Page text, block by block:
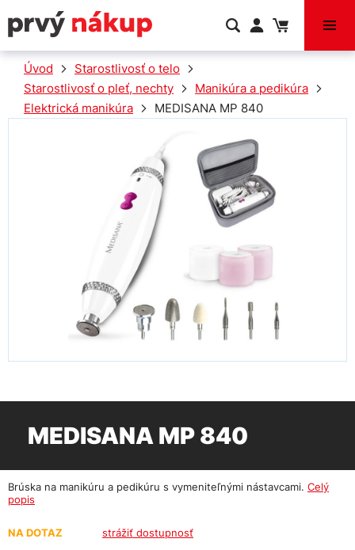
VÝPREDAJ
Úvod
Starostlivosť o telo
Starostlivosť o pleť, nechty
Manikúra a pedikúra
Elektrická manikúra
MEDISANA MP 840
MEDISANA MP 840
Brúska na manikúru a pedikúru s vymeniteľnými nástavcami. Celý
popis
NA DOTAZ strážiť dostupnosť